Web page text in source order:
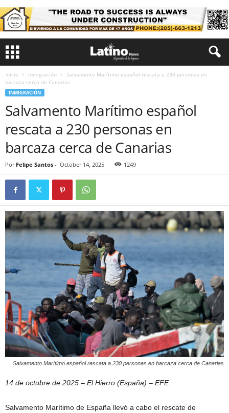
Inicio Inmigración
Salvamento Marítimo español rescata a 230 personas en
barcaza cerca de Canarias
INMIGRACIÓN
Salvamento Marítimo español
rescata a 230 personas en
barcaza cerca de Canarias
Por Felipe Santos - October 14, 2025 1249
Salvamento Marítimo español rescata a 230 personas en barcaza cerca de Canarias
14 de octubre de 2025 – El Hierro (España) – EFE.
Salvamento Marítimo de España llevó a cabo el rescate de